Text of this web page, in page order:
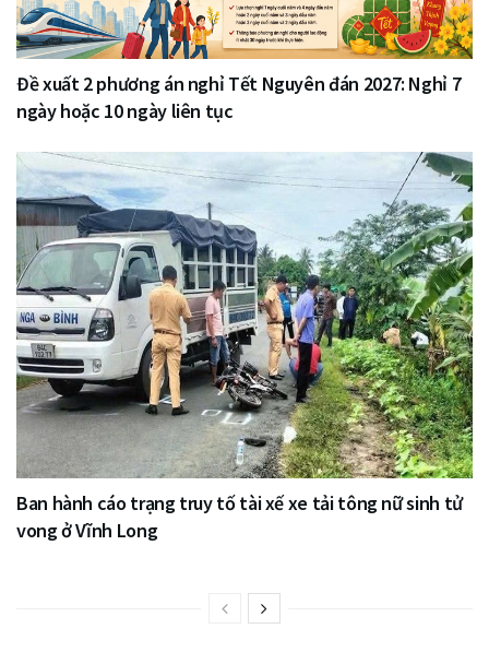
Đề xuất 2 phương án nghỉ Tết Nguyên đán 2027: Nghỉ 7
ngày hoặc 10 ngày liên tục
Ban hành cáo trạng truy tố tài xế xe tải tông nữ sinh tử
vong ở Vĩnh Long